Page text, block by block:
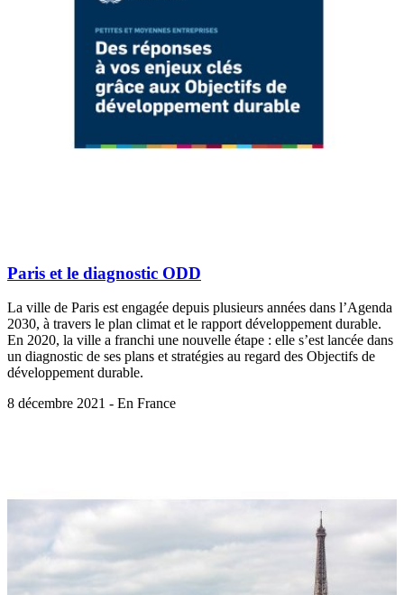
Paris et le diagnostic ODD
La ville de Paris est engagée depuis plusieurs années dans l’Agenda
2030, à travers le plan climat et le rapport développement durable.
En 2020, la ville a franchi une nouvelle étape : elle s’est lancée dans
un diagnostic de ses plans et stratégies au regard des Objectifs de
développement durable.
8 décembre 2021 - En France